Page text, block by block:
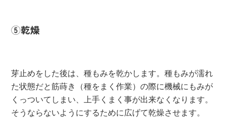
⑤乾燥
芽止めをした後は、種もみを乾かします。種もみが濡れ
た状態だと筋蒔き（種をまく作業）の際に機械にもみが
くっついてしまい、上手くまく事が出来なくなります。
そうならないようにするために広げて乾燥させます。